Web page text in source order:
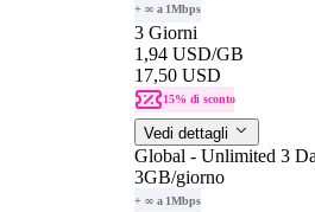
+ ∞ a 1Mbps
3 Giorni
1,94 USD/GB
17,50 USD
15% di sconto
Vedi dettagli
Global - Unlimited 3
3GB/giorno
+ ∞ a 1Mbps